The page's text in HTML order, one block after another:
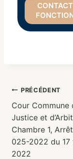
PRÉCÉDENT
Cour Commune
Justice et
Chambre 1,
025-2022 du 17
2022